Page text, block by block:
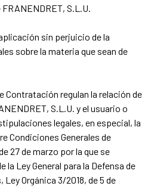
S.L.U.
sin perjuicio de la
sobre la materia que sean de
Contratación regulan la relación de
S.L.U. y el usuario o
legales, en especial, la
Condiciones Generales de
27 de marzo por la que se
Ley General para la Defensa de
Orgánica 3/2018, de 5 de